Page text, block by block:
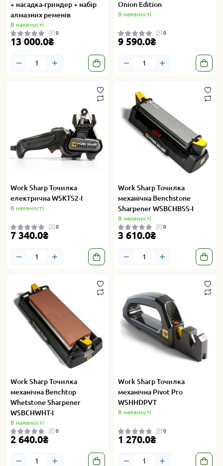
+ насадка-гриндер + набір
алмазних ременів
В наявності
0
13 000.0₴
Onion Edition
В наявності
0
9 590.0₴
Work Sharp Точилка
електрична WSKTS2-I
В наявності
0
7 340.0₴
Work Sharp Точилка
механічна Benchstone
Sharpener WSBCHBSS-I
В наявності
0
3 610.0₴
Work Sharp Точилка
механічна Benchtop
Whetstone Sharpener
WSBCHWHT-I
В наявності
0
2 640.0₴
Work Sharp Точилка
механічна Pivot Pro
WSHHDPVT
В наявності
0
1 270.0₴